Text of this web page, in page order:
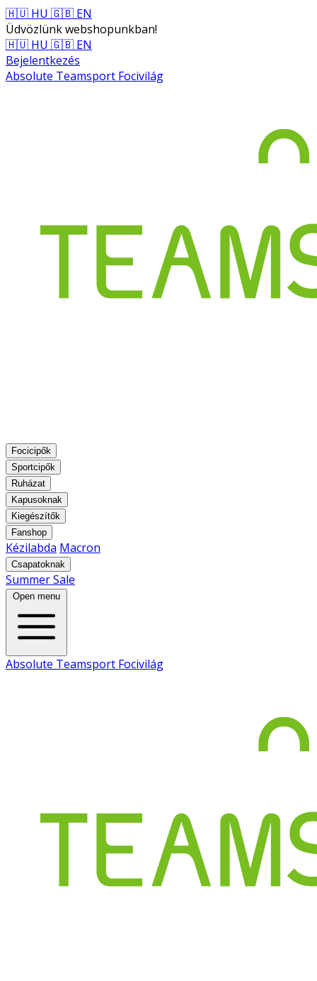
🇭🇺 HU 🇬🇧 EN
Üdvözlünk webshopunkban!
🇭🇺 HU 🇬🇧 EN
Bejelentkezés
Absolute Teamsport Focivilág
Focicipők
Sportcipők
Ruházat
Kapusoknak
Kiegészítők
Fanshop
Kézilabda Macron
Csapatoknak
Summer Sale
Open menu
Absolute Teamsport Focivilág